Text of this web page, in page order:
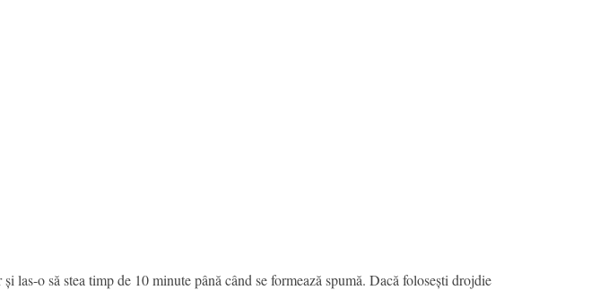
o să stea timp de 10 minute până când se formează spumă. Dacă folosești drojdie